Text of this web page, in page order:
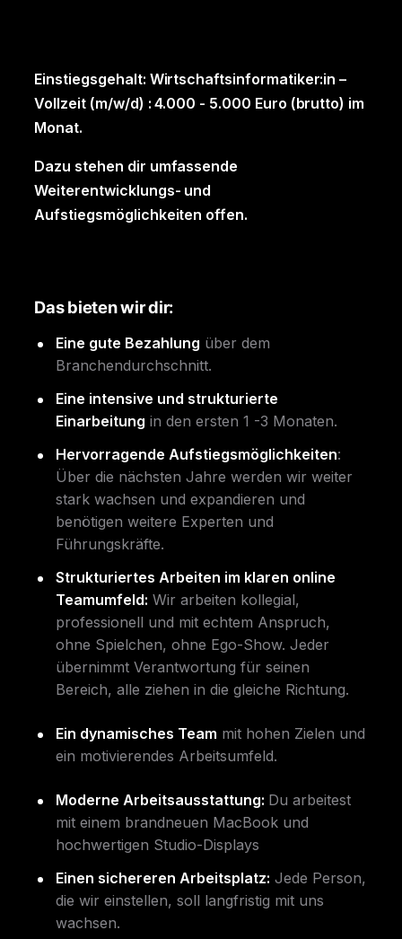
Einstiegsgehalt: Wirtschaftsinformatiker:in –
Vollzeit (m/w/d) : 4.000 - 5.000 Euro (brutto) im
Monat.
Dazu stehen dir umfassende
Weiterentwicklungs- und
Aufstiegsmöglichkeiten offen.
Das bieten wir dir:
Eine gute Bezahlung über dem
Branchendurchschnitt.
Eine intensive und strukturierte
Einarbeitung in den ersten 1 -3 Monaten.
Hervorragende Aufstiegsmöglichkeiten:
Über die nächsten Jahre werden wir weiter
stark wachsen und expandieren und
benötigen weitere Experten und
Führungskräfte.
Strukturiertes Arbeiten im klaren online
Teamumfeld: Wir arbeiten kollegial,
professionell und mit echtem Anspruch,
ohne Spielchen, ohne Ego-Show. Jeder
übernimmt Verantwortung für seinen
Bereich, alle ziehen in die gleiche Richtung.
Ein dynamisches Team mit hohen Zielen und
ein motivierendes Arbeitsumfeld.
Moderne Arbeitsausstattung: Du arbeitest
mit einem brandneuen MacBook und
hochwertigen Studio-Displays
Einen sichereren Arbeitsplatz: Jede Person,
die wir einstellen, soll langfristig mit uns
wachsen.